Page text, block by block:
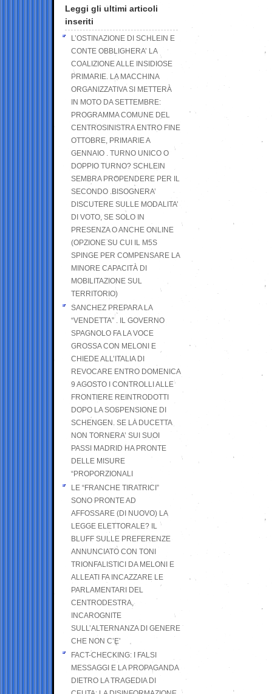
Leggi gli ultimi articoli
inseriti
L’OSTINAZIONE DI SCHLEIN E
CONTE OBBLIGHERA’ LA
COALIZIONE ALLE INSIDIOSE
PRIMARIE. LA MACCHINA
ORGANIZZATIVA SI METTERÀ
IN MOTO DA SETTEMBRE:
PROGRAMMA COMUNE DEL
CENTROSINISTRA ENTRO FINE
OTTOBRE, PRIMARIE A
GENNAIO . TURNO UNICO O
DOPPIO TURNO? SCHLEIN
SEMBRA PROPENDERE PER IL
SECONDO .BISOGNERA’
DISCUTERE SULLE MODALITA’
DI VOTO, SE SOLO IN
PRESENZA O ANCHE ONLINE
(OPZIONE SU CUI IL M5S
SPINGE PER COMPENSARE LA
MINORE CAPACITÀ DI
MOBILITAZIONE SUL
TERRITORIO)
SANCHEZ PREPARA LA
“VENDETTA” . IL GOVERNO
SPAGNOLO FA LA VOCE
GROSSA CON MELONI E
CHIEDE ALL’ITALIA DI
REVOCARE ENTRO DOMENICA
9 AGOSTO I CONTROLLI ALLE
FRONTIERE REINTRODOTTI
DOPO LA SOSPENSIONE DI
SCHENGEN. SE LA DUCETTA
NON TORNERA’ SUI SUOI
PASSI MADRID HA PRONTE
DELLE MISURE
“PROPORZIONALI
LE “FRANCHE TIRATRICI”
SONO PRONTE AD
AFFOSSARE (DI NUOVO) LA
LEGGE ELETTORALE? IL
BLUFF SULLE PREFERENZE
ANNUNCIATO CON TONI
TRIONFALISTICI DA MELONI E
ALLEATI FA INCAZZARE LE
PARLAMENTARI DEL
CENTRODESTRA,
INCAROGNITE
SULL’ALTERNANZA DI GENERE
CHE NON C’E’
FACT-CHECKING: I FALSI
MESSAGGI E LA PROPAGANDA
DIETRO LA TRAGEDIA DI